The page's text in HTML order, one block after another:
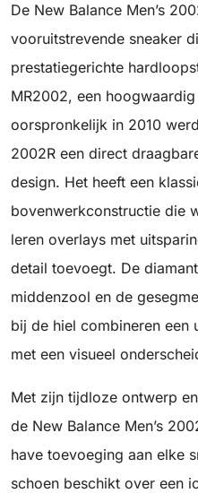
De New Balance Men’s
vooruitstrevende sneaker
prestatiegerichte
MR2002, een
oorspronkelijk in 2010
2002R een direct
design. Het heeft een
bovenwerkconstructie die
leren overlays met
detail toevoegt. De
middenzool en de
bij de hiel combineren een
met een visueel
Met zijn tijdloze ontwerp
de New Balance Men’s
have toevoeging aan elke
schoen beschikt over een